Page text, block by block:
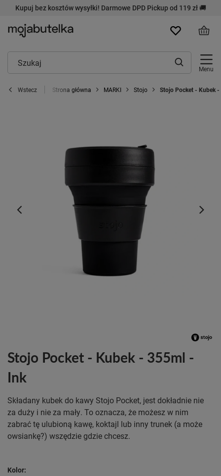
Kupuj bez kosztów wysyłki! Darmowe DPD Pickup od 119 zł 🚚
Menu
Wstecz Strona główna MARKI Stojo Stojo Pocket - Kubek
Stojo Pocket - Kubek - 355ml -
Ink
Składany kubek do kawy Stojo Pocket, jest dokładnie nie
za duży i nie za mały. To oznacza, że możesz w nim
zabrać tę ulubioną kawę, koktajl lub inny trunek (a może
owsiankę?) wszędzie gdzie chcesz.
Kolor